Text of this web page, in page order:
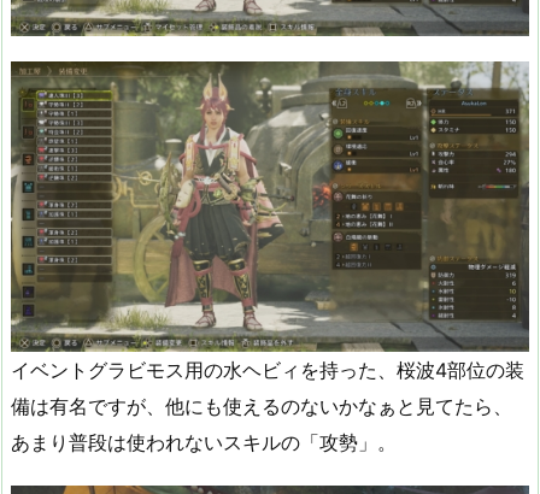
イベントグラビモス用の水ヘビィを持った、桜波4部位の装
備は有名ですが、他にも使えるのないかなぁと見てたら、
あまり普段は使われないスキルの「攻勢」。